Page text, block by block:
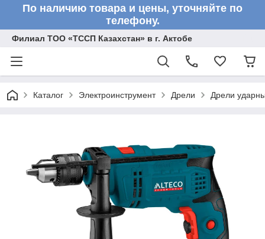
По наличию товара и цены, уточняйте по
телефону.
Филиал ТОО «ТССП Казахстан» в г. Актобе
Каталог Электроинструмент Дрели Дрели